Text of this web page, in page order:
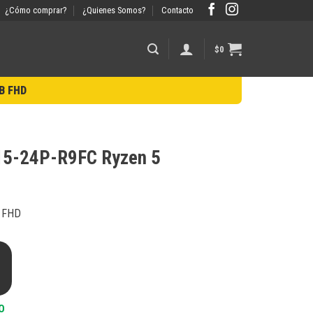
¿Cómo comprar? ¿Quienes Somos? Contacto
$0
FHD
24P-R9FC Ryzen 5
precio
es: